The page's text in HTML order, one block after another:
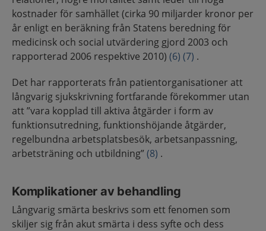
kostnader för samhället (cirka 90 miljarder kronor per
år enligt en beräkning från Statens beredning för
medicinsk och social utvärdering gjord 2003 och
rapporterad 2006 respektive 2010) (6) (7) .
Det har rapporterats från patientorganisationer att
långvarig sjukskrivning fortfarande förekommer utan
att ”vara kopplad till aktiva åtgärder i form av
funktionsutredning, funktionshöjande åtgärder,
regelbundna arbetsplatsbesök, arbetsanpassning,
arbetsträning och utbildning”(8) .
Komplikationer av behandling
Långvarig smärta beskrivs som ett fenomen som
skiljer sig från akut smärta i dess syfte och dess